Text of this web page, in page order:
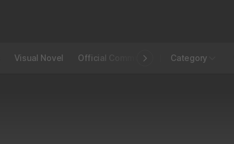
Visual Novel Official Community STOVE INDIE
Category